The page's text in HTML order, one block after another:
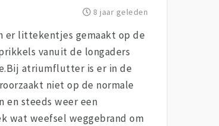
8 jaar geleden
er littekentjes gemaakt op de
vanuit de longaders
atriumflutter is er in de
niet op de normale
en steeds weer een
wat weefsel weggebrand om